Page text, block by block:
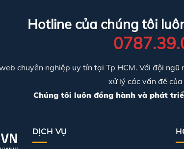
Hotline của chúng tôi
chuyên nghiệp uy tín tại Tp HCM. Với đội
xử lý các vấn đề
Chúng tôi luôn đồng hành và phát
DỊCH VỤ